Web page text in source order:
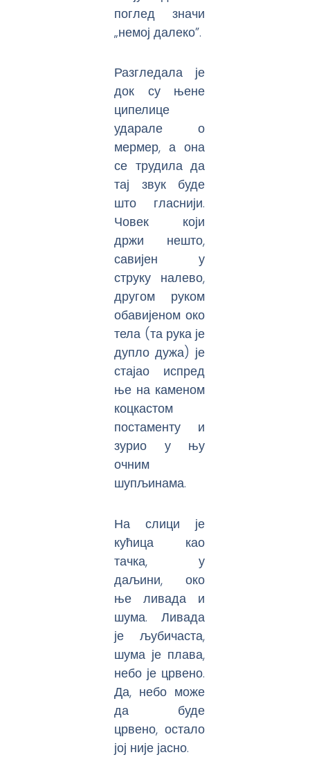
поглед значи
„немој далеко”.
Разгледала је
док су њене
ципелице
ударале о
мермер, а она
се трудила да
тај звук буде
што гласнији.
Човек који
држи нешто,
савијен у
струку налево,
другом руком
обавијеном око
тела (та рука је
дупло дужа) је
стајао испред
ње на каменом
коцкастом
постаменту и
зурио у њу
очним
шупљинама.
На слици је
кућица као
тачка, у
даљини, око
ње ливада и
шума. Ливада
је љубичаста,
шума је плава,
небо је црвено.
Да, небо може
да буде
црвено, остало
јој није јасно.